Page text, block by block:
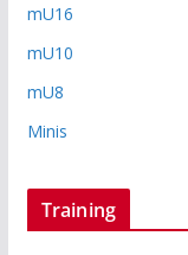
mU16
mU10
mU8
Minis
Training